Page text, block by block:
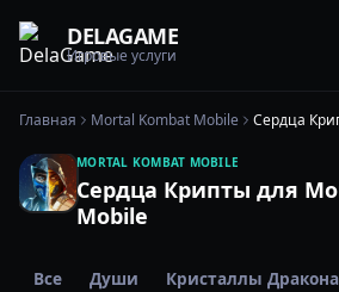
DELAGAME
Игровые услуги
Главная Mortal Kombat Mobile Сердца
MORTAL KOMBAT MOBILE
Сердца Крипты для
Mobile
Все Души
Кристаллы Дракона